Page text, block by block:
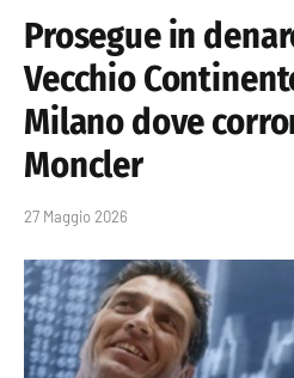
Prosegue in
Vecchio
Milano dove
Moncler
27 Maggio 2026